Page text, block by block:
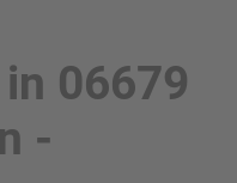
06679
-